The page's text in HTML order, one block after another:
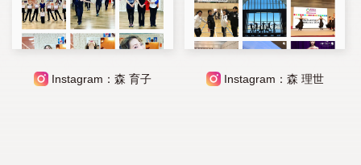
Instagram：森 育子 Instagram：森 理世